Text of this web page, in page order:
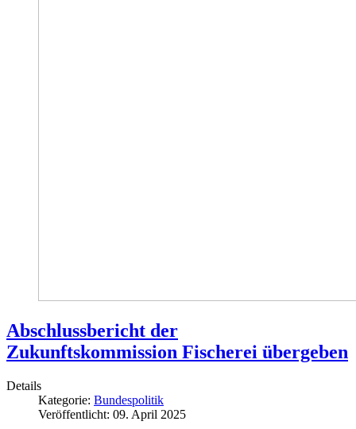
Abschlussbericht der
Zukunftskommission Fischerei übergeben
Details
Kategorie: Bundespolitik
Veröffentlicht: 09. April 2025